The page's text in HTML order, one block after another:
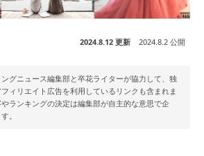
2024.8.12 更新 2024.8.2 公開
グニュース編集部と卒花ライターが協力して、独
ィリエイト広告を利用しているリンクも含まれま
ランキングの決定は編集部が自主的な意思で企
。